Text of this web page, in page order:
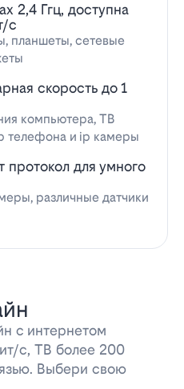
2,4 Ггц, доступна
с
планшеты, сетевые
скорость до 1
компьютера, ТВ
телефона и ip камеры
протокол для умного
различные датчики
с интернетом
с, ТВ более 200
Выбери свою